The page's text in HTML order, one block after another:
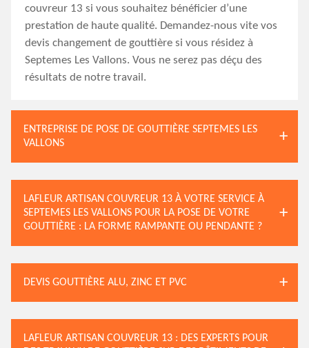
couvreur 13 si vous souhaitez bénéficier d’une
prestation de haute qualité. Demandez-nous vite vos
devis changement de gouttière si vous résidez à
Septemes Les Vallons. Vous ne serez pas déçu des
résultats de notre travail.
ENTREPRISE DE POSE DE GOUTTIÈRE SEPTEMES LES
VALLONS
LAFLEUR ARTISAN COUVREUR 13 À VOTRE SERVICE À
SEPTEMES LES VALLONS POUR LA POSE DE VOTRE
GOUTTIÈRE : LA FORME RAMPANTE OU PENDANTE ?
DEVIS GOUTTIÈRE ALU, ZINC ET PVC
LAFLEUR ARTISAN COUVREUR 13 : DES EXPERTS POUR